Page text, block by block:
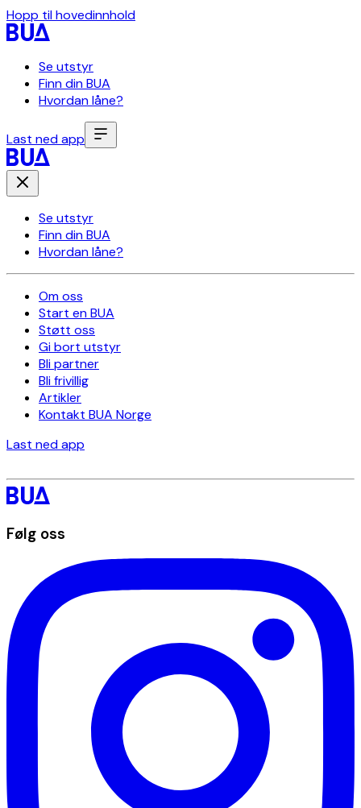
Hopp til hovedinnhold
Se utstyr
Finn din BUA
Hvordan låne?
Last ned app
Se utstyr
Finn din BUA
Hvordan låne?
Om oss
Start en BUA
Støtt oss
Gi bort utstyr
Bli partner
Bli frivillig
Artikler
Kontakt BUA Norge
Last ned app
Følg oss